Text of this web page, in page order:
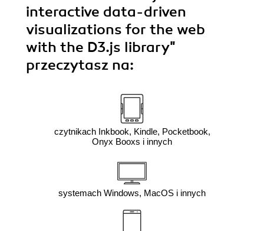
interactive data-driven
visualizations for the web
with the D3.js library"
przeczytasz na:
czytnikach Inkbook, Kindle, Pocketbook,
Onyx Booxs i innych
systemach Windows, MacOS i innych